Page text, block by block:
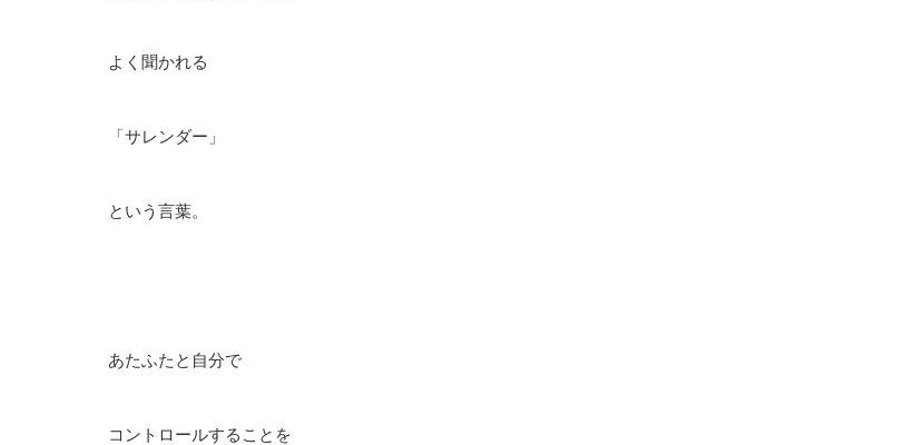
よく聞かれる
「サレンダー」
という言葉。
あたふたと自分で
コントロールすることを